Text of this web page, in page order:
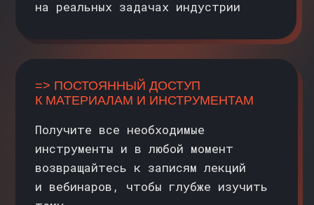
БЕЗ ВСТУПИТЕЛЬНОГО
Получают максимальный
балл за тест:
1) Медалисты, победители и призёры
Олимпиады «Я-профессионал»